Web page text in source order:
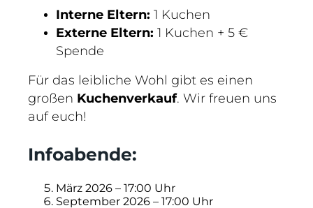
Interne Eltern: 1 Kuchen
Externe Eltern: 1 Kuchen + 5 €
Spende
Für das leibliche Wohl gibt es einen
großen Kuchenverkauf. Wir freuen uns
auf euch!
Infoabende:
März 2026 – 17:00 Uhr
September 2026 – 17:00 Uhr